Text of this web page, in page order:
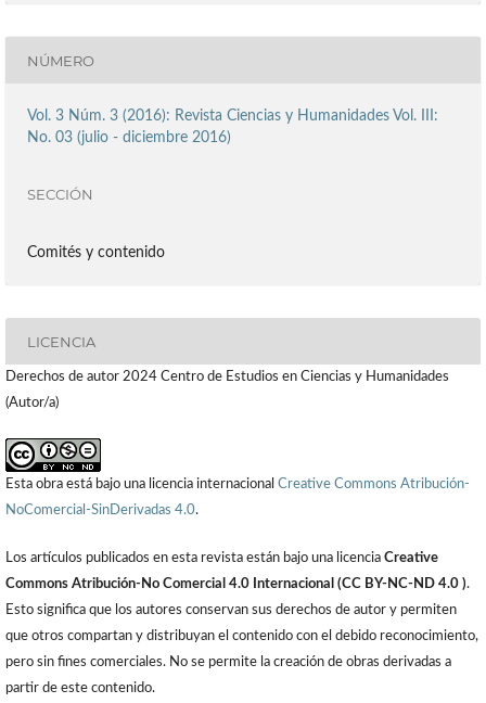
NÚMERO
Vol. 3 Núm. 3 (2016): Revista Ciencias y Humanidades Vol. III:
No. 03 (julio - diciembre 2016)
SECCIÓN
Comités y contenido
LICENCIA
Derechos de autor 2024 Centro de Estudios en Ciencias y Humanidades
(Autor/a)
Esta obra está bajo una licencia internacional Creative Commons Atribución-
NoComercial-SinDerivadas 4.0.
Los artículos publicados en esta revista están bajo una licencia Creative
Commons Atribución-No Comercial 4.0 Internacional (CC BY-NC-ND 4.0 ).
Esto significa que los autores conservan sus derechos de autor y permiten
que otros compartan y distribuyan el contenido con el debido reconocimiento,
pero sin fines comerciales. No se permite la creación de obras derivadas a
partir de este contenido.